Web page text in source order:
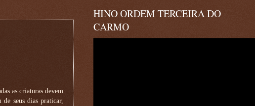
as criaturas devem
seus dias praticar,
HINO ORDEM TERCEIRA DO
CARMO